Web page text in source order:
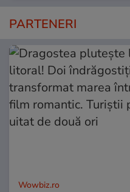
PARTENERI
Wowbiz.ro